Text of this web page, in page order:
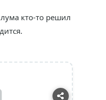
кто-то решил